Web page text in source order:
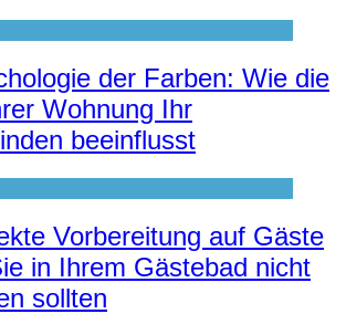
der Farben: Wie die
Wohnung Ihr
beeinflusst
Vorbereitung auf Gäste
in Ihrem Gästebad nicht
sollten